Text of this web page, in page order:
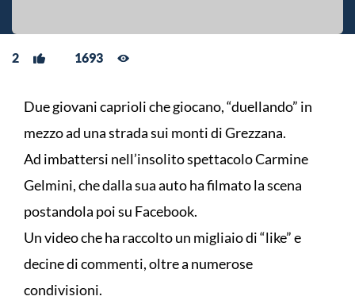
2 1693
Due giovani caprioli che giocano, “duellando” in
mezzo ad una strada sui monti di Grezzana.
Ad imbattersi nell’insolito spettacolo Carmine
Gelmini, che dalla sua auto ha filmato la scena
postandola poi su Facebook.
Un video che ha raccolto un migliaio di “like” e
decine di commenti, oltre a numerose
condivisioni.